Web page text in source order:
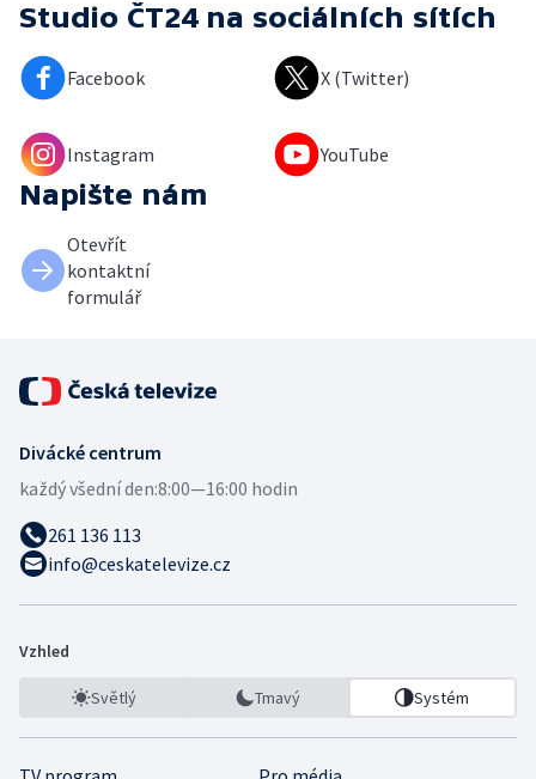
Studio ČT24 na sociálních sítích
Facebook X (Twitter)
Instagram YouTube
Napište nám
Otevřít
kontaktní
formulář
Divácké centrum
každý všední den:8:00—16:00 hodin
261 136 113
info@ceskatelevize.cz
Vzhled
Světlý Tmavý Systém